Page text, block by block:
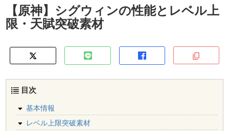
【原神】シグウィンの性能とレベル上
限・天賦突破素材
目次
基本情報
レベル上限突破素材